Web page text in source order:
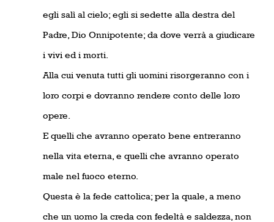
egli salì al cielo; egli si sedette alla destra del
Padre, Dio Onnipotente; da dove verrà a giudicare
i vivi ed i morti.
Alla cui venuta tutti gli uomini risorgeranno con i
loro corpi e dovranno rendere conto delle loro
opere.
E quelli che avranno operato bene entreranno
nella vita eterna, e quelli che avranno operato
male nel fuoco eterno.
Questa è la fede cattolica; per la quale, a meno
che un uomo la creda con fedeltà e saldezza, non